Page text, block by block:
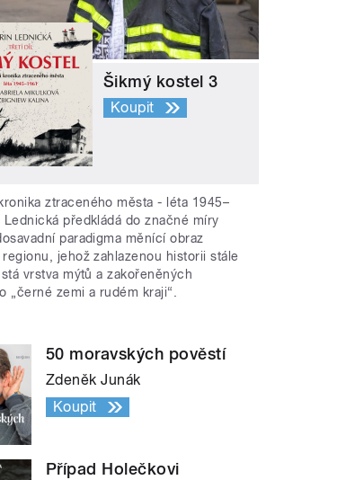
Šikmý kostel 3
Koupit
ztraceného města - léta 1945–
Lednická předkládá do značné míry
paradigma měnící obraz
jehož zahlazenou historii stále
vrstva mýtů a zakořeněných
„černé zemi a rudém kraji“.
50 moravských pověstí
Zdeněk Junák
Koupit
Případ Holečkovi